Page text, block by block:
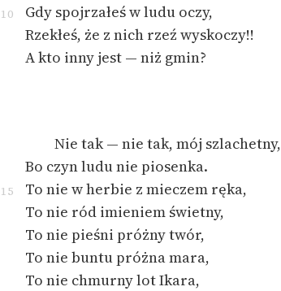
10
Gdy spojrzałeś w ludu oczy,
Rzekłeś, że z nich rzeź wyskoczy!!
A kto inny jest — niż gmin?
Nie tak — nie tak, mój szlachetny,
Bo czyn ludu nie piosenka.
15
To nie w herbie z mieczem ręka,
To nie ród imieniem świetny,
To nie pieśni próżny twór,
To nie buntu próżna mara,
To nie chmurny lot Ikara,